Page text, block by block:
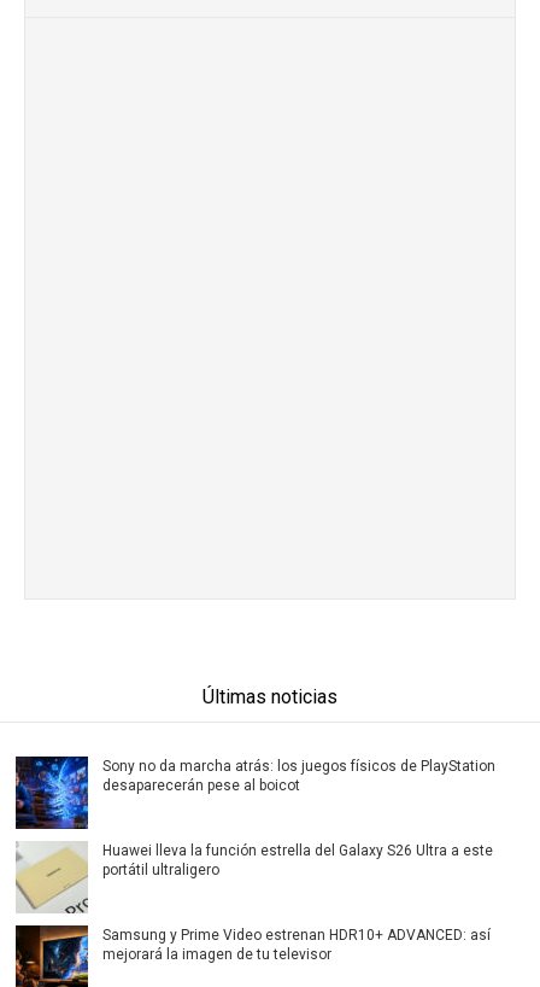
Últimas noticias
Sony no da marcha atrás: los juegos físicos de PlayStation
desaparecerán pese al boicot
Huawei lleva la función estrella del Galaxy S26 Ultra a este
portátil ultraligero
Samsung y Prime Video estrenan HDR10+ ADVANCED: así
mejorará la imagen de tu televisor